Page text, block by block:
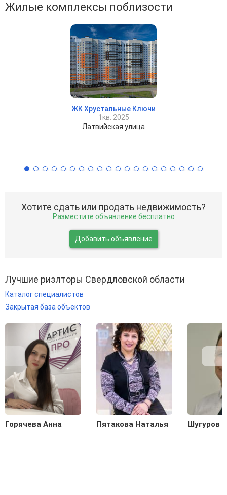
Жилые комплексы поблизости
ЖК Хрустальные Ключи
1кв. 2025
Латвийская улица
Хотите сдать или продать недвижимость?
Разместите объявление бесплатно
Добавить объявление
Лучшие риэлторы Свердловской области
Каталог специалистов
Закрытая база объектов
Горячева Анна Пятакова Наталья Шугуров